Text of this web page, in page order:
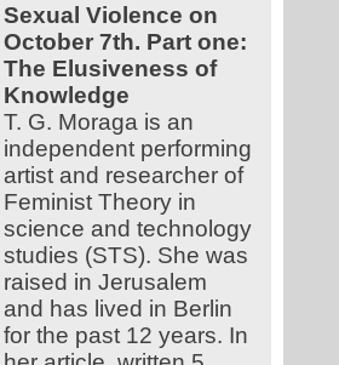
Sexual Violence on
October 7th. Part one:
The Elusiveness of
Knowledge
T. G. Moraga is an
independent performing
artist and researcher of
Feminist Theory in
science and technology
studies (STS). She was
raised in Jerusalem
and has lived in Berlin
for the past 12 years. In